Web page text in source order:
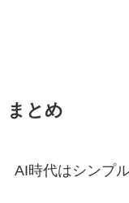
まとめ
AI時代はシンプル